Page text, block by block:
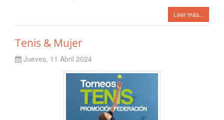
Leer más...
Tenis & Mujer
Jueves, 11 Abril 2024